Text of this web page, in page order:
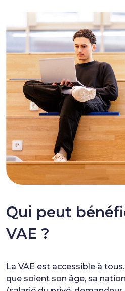
Qui peut
VAE ?
La VAE est accessible à
que soient son âge, sa